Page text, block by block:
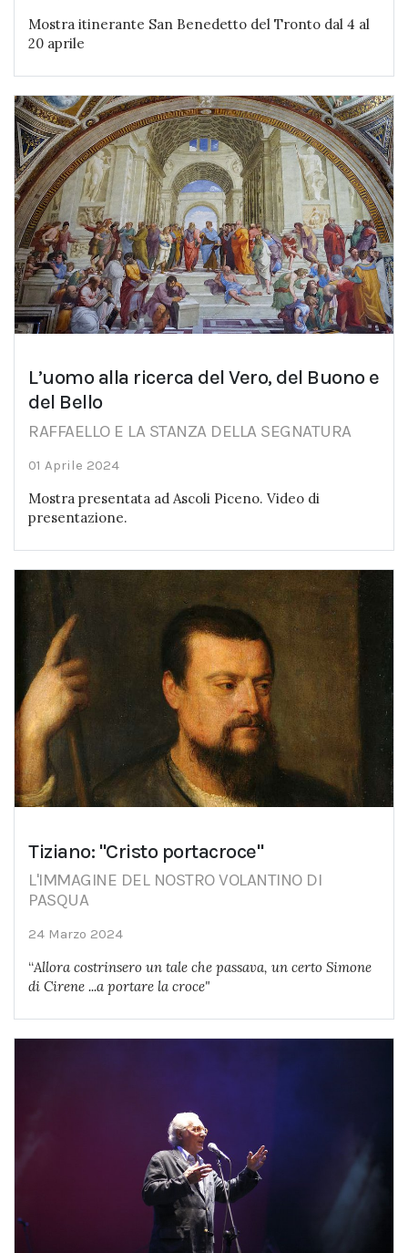
Mostra itinerante San Benedetto del Tronto dal 4 al
20 aprile
L’uomo alla ricerca del Vero, del Buono e
del Bello
RAFFAELLO E LA STANZA DELLA SEGNATURA
01 Aprile 2024
Mostra presentata ad Ascoli Piceno. Video di
presentazione.
Tiziano: "Cristo portacroce"
L'IMMAGINE DEL NOSTRO VOLANTINO DI
PASQUA
24 Marzo 2024
“Allora costrinsero un tale che passava, un certo Simone
di Cirene ...a portare la croce"